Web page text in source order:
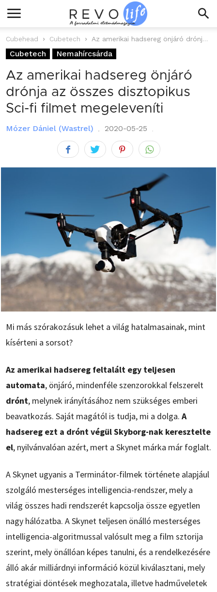
Cubehead Cubetech Az amerikai hadsereg önjáró drónja az összes disztopikus Sci-fi filmet megeleveníti
Cubetech Nemahírcsárda
Az amerikai hadsereg önjáró
drónja az összes disztopikus
Sci-fi filmet megeleveníti
Mózer Dániel (Wastrel) 2020-05-25
Mi más szórakozásuk lehet a világ hatalmasainak, mint
kísérteni a sorsot?
Az amerikai hadsereg feltalált egy teljesen
automata, önjáró, mindenféle szenzorokkal felszerelt
drónt, melynek irányításához nem szükséges emberi
beavatkozás. Saját magától is tudja, mi a dolga. A
hadsereg ezt a drónt végül Skyborg-nak keresztelte
el, nyilvánvalóan azért, mert a Skynet márka már foglalt.
A Skynet ugyanis a Terminátor-filmek története alapjául
szolgáló mesterséges intelligencia-rendszer, mely a
világ összes hadi rendszerét kapcsolja össze egyetlen
nagy hálózatba. A Skynet teljesen önálló mesterséges
intelligencia-algoritmussal valósult meg a film sztorija
szerint, mely önállóan képes tanulni, és a rendelkezésére
álló akár milliárdnyi információ közül kiválasztani, mely
stratégiai döntések meghozatala, illetve hadműveletek